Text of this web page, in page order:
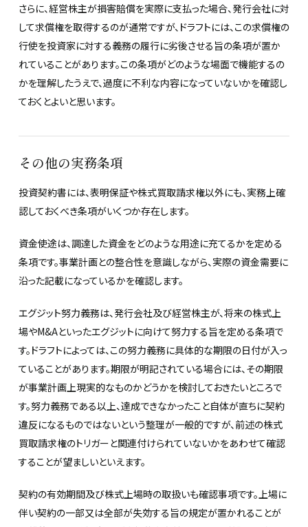
さらに、経営株主が損害賠償を実際に支払った場合、発行会社に対
して求償権を取得するのが通常ですが、ドラフトには、この求償権の
行使を投資家に対する義務の履行に劣後させる旨の条項が置か
れていることがあります。この条項がどのような場面で機能するの
かを理解したうえで、過度に不利な内容になっていないかを確認し
ておくとよいと思います。
その他の実務条項
投資契約書には、表明保証や株式買取請求権以外にも、実務上確
認しておくべき条項がいくつか存在します。
資金使途は、調達した資金をどのような用途に充てるかを定める
条項です。事業計画との整合性を意識しながら、実際の資金需要に
沿った記載になっているかを確認します。
エグジット努力義務は、発行会社及び経営株主が、将来の株式上
場やM&Aといったエグジットに向けて努力する旨を定める条項で
す。ドラフトによっては、この努力義務に具体的な期限の日付が入っ
ていることがあります。期限が明記されている場合には、その期限
が事業計画上現実的なものかどうかを検討しておきたいところで
す。努力義務である以上、達成できなかったこと自体が直ちに契約
違反になるものではないという整理が一般的ですが、前述の株式
買取請求権のトリガーと関連付けられていないかをあわせて確認
することが望ましいといえます。
契約の有効期間及び株式上場時の取扱いも確認事項です。上場に
伴い契約の一部又は全部が失効する旨の規定が置かれることが